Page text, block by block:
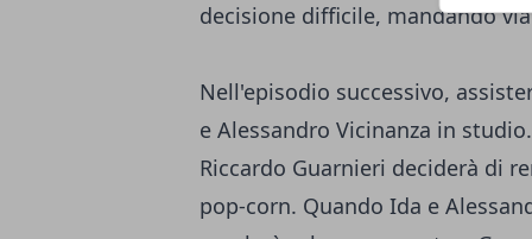
decisione difficile, mandando
Nell'episodio successivo,
e Alessandro Vicinanza in
Riccardo Guarnieri deciderà di
pop-corn. Quando Ida e